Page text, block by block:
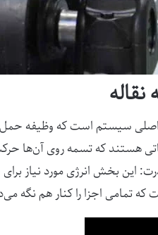
سیستم است که وظیفه حمل
هستند که تسمه روی آن‌ها
این بخش انرژی مورد نیاز
تمامی اجزا را کنار هم نگه